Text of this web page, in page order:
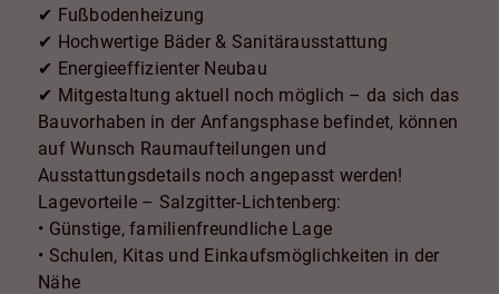
✔ Fußbodenheizung
✔ Hochwertige Bäder & Sanitärausstattung
✔ Energieeffizienter Neubau
✔ Mitgestaltung aktuell noch möglich – da sich das
Bauvorhaben in der Anfangsphase befindet, können
auf Wunsch Raumaufteilungen und
Ausstattungsdetails noch angepasst werden!
Lagevorteile – Salzgitter-Lichtenberg:
• Günstige, familienfreundliche Lage
• Schulen, Kitas und Einkaufsmöglichkeiten in der
Nähe